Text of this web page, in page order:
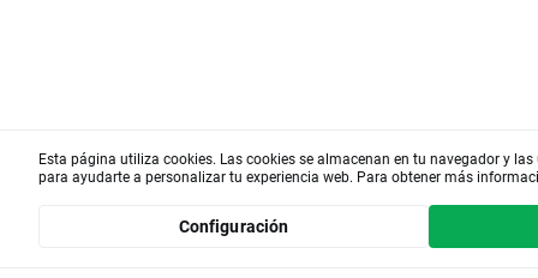
Esta página utiliza cookies. Las cookies se almacenan en tu navegador y
para ayudarte a personalizar tu experiencia web. Para obtener más
Configuración